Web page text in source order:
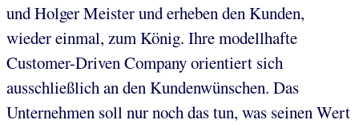
und Holger Meister und erheben den Kunden,
wieder einmal, zum König. Ihre modellhafte
Customer-Driven Company orientiert sich
ausschließlich an den Kundenwünschen. Das
Unternehmen soll nur noch das tun, was seinen Wert